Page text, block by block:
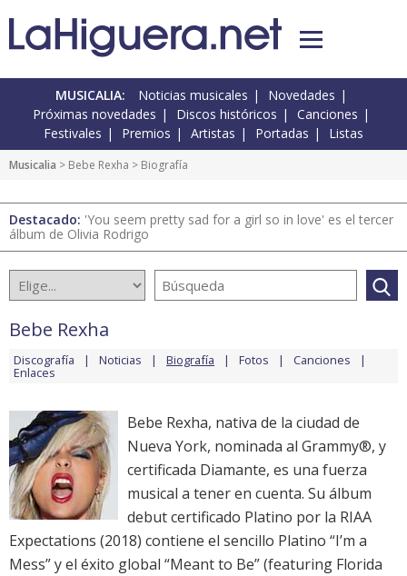
MUSICALIA: Noticias musicales
Novedades
Próximas novedades
Discos históricos
Canciones
Festivales
Premios Artistas Portadas Listas
Musicalia > Bebe Rexha > Biografía
Destacado: 'You seem pretty sad for a girl so in love' es el tercer
álbum de Olivia Rodrigo
Bebe Rexha
Discografía Noticias Biografía Fotos Canciones
Enlaces
Bebe Rexha, nativa de la ciudad de
Nueva York, nominada al Grammy®, y
certificada Diamante, es una fuerza
musical a tener en cuenta. Su álbum
debut certificado Platino por la RIAA
Expectations (2018) contiene el sencillo Platino “I’m a
Mess” y el éxito global “Meant to Be” (featuring Florida